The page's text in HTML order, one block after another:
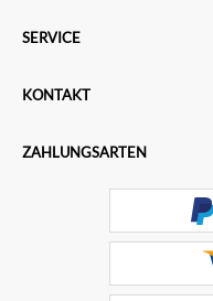
SERVICE
KONTAKT
ZAHLUNGSARTEN